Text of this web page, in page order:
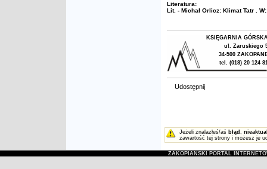
Literatura:
Lit. - Michał Orlicz: Klimat Tatr .
KSIĘGARNIA
ul. Zaruskiego
34-500
tel. (018) 20 124
Udostępnij
Jeżeli znalazłeś/aś błąd ,
zawartość tej strony i możesz je
ZAKOPIAŃSKI PORTAL